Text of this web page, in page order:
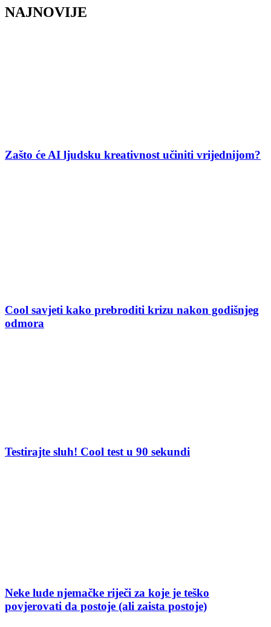
NAJNOVIJE
Zašto će AI ljudsku kreativnost učiniti vrijednijom?
Cool savjeti kako prebroditi krizu nakon godišnjeg
odmora
Testirajte sluh! Cool test u 90 sekundi
Neke lude njemačke riječi za koje je teško
povjerovati da postoje (ali zaista postoje)